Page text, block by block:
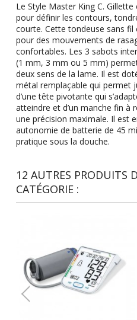
Le Style Master King C.
pour définir les contours,
courte. Cette tondeuse sans fil
pour des mouvements de
confortables. Les 3 sabots
(1 mm, 3 mm ou 5 mm)
deux sens de la lame. Il est
métal remplaçable qui permet
d’une tête pivotante qui
atteindre et d’un manche fin à
une précision maximale. Il est
autonomie de batterie de 45
pratique sous la douche.
12 AUTRES PRODUITS
CATÉGORIE :